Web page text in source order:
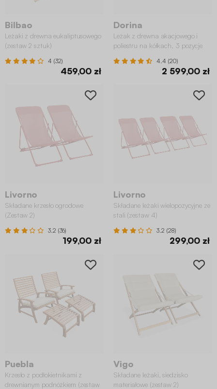
Bilbao
Leżaki z drewna eukaliptusowego
(zestaw 2 sztuk)
4 (32)
459,00 zł
Dorina
Leżak z drewna akacjowego i
poliestru na kółkach, 3 pozycje
4.4 (20)
2 599,00 zł
Livorno
Składane krzesło ogrodowe
(Zestaw 2)
3.2 (36)
199,00 zł
Livorno
Składane leżaki wielopozycyjne ze
stali (zestaw 4)
3.2 (28)
299,00 zł
Puebla
Krzesło z podłokietnikami z
drewnianym podnóżkiem (zestaw
Vigo
Składane leżaki, siedzisko
materiałowe (zestaw 2)